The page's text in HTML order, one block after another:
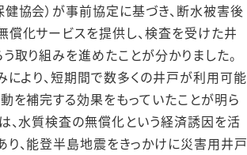
協会）が事前協定に基づき、断水被害後
化サービスを提供し、検査を受けた井
取り組みを進めたことが分かりました。
により、短期間で数多くの井戸が利用可能
を補完する効果をもっていたことが明ら
、水質検査の無償化という経済誘因を活
、能登半島地震をきっかけに災害用井戸